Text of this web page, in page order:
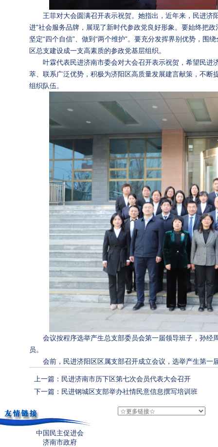
王菲对大会圆满召开表示祝贺。她指出，近年来，民进济
进”社会服务品牌，展现了新时代参政党良好形象。要始终把
坚定“四个自信”、做到“两个维护”。要充分发挥界别优势，
区总支建设成一支高素质的参政党基层组织。
叶霖代表民进济南市委会对大会召开表示祝贺，希望民
萃、联系广泛优势，积极为济阳区高质量发展建言献策，不
组织队伍。
会议按程序选举产生总支部委员会第一届领导班子，孙
员。
会前，民进济阳区区属支部召开成立会议，选举产生第一
上一篇：民进济南市历下区第七次会员代表大会召开
下一篇：民进钢城区支部举办社情民意信息撰写培训班
中国民主促进会
济南市政府